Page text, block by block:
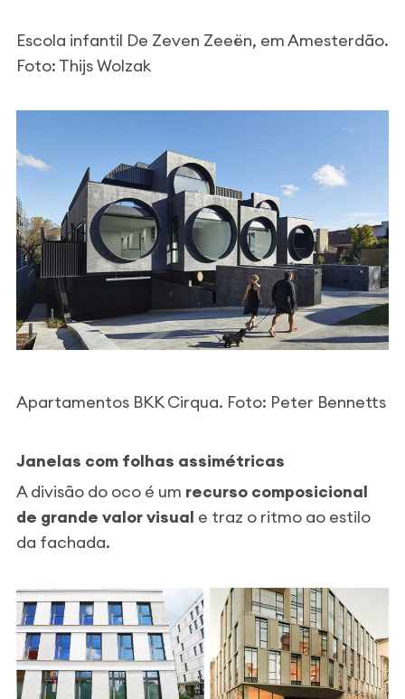
Escola infantil De Zeven Zeeën, em Amesterdão.
Foto: Thijs Wolzak
Apartamentos BKK Cirqua. Foto: Peter Bennetts
Janelas com folhas assimétricas
A divisão do oco é um recurso composicional
de grande valor visual e traz o ritmo ao estilo
da fachada.